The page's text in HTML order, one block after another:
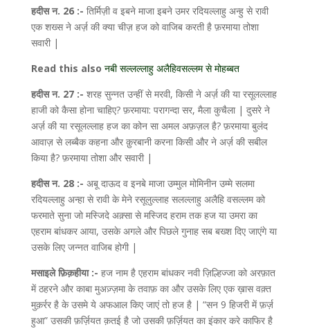
हदीस न. 26 :- तिर्मिज़ी व इबने माजा इबने उमर रदियल्लाहु अन्हु से रावी
एक शख्स ने अर्ज़ की क्या चीज़ हज को वाजिब करती है फ़रमाया तोशा
सवारी |
Read this also नबी ‎सल्लल्लाहु अलैहिवसल्लम से मोहब्बत
हदीस न. 27 :- शरह सुन्नत उन्हीं से मरवी, किसी ने अर्ज़ की या रसूलल्लाह
हाजी को कैसा होना चाहिए? फ़रमाया: परागन्दा सर, मैला कुचैला | दुसरे ने
अर्ज़ की या रसूलल्लाह हज का कोन सा अमल अफ़ज़ल है? फ़रमाया बुलंद
आवाज़ से लब्बैक कहना और क़ुरबानी करना किसी और ने अर्ज़ की सबील
किया है? फ़रमाया तोशा और सवारी |
हदीस न. 28 :- अबू दाऊद व इनबे माजा उम्मुल मोमिनीन उम्मे सलमा
रदियल्लाहु अन्हा से रावी के मेने रसूलुल्लाह सलल्लाहु अलैहि वसल्लम को
फरमाते सुना जो मस्जिदे अक़्सा से मस्जिद हराम तक हज या उमरा का
एहराम बांधकर आया, उसके अगले और पिछले गुनाह सब बख्श दिए जाएंगे या
उसके लिए जन्नत वाजिब होगी |
मसाइले फ़िक़हीया :- हज नाम है एहराम बांधकर नवी ज़िल्हिज्जा को अरफ़ात
में ठहरने और काबा मुअज़्ज़मा के तवाफ़ का और उसके लिए एक ख़ास वक़्त
मुक़र्रर है के उसमे ये अफआल किए जाएं तो हज है | “सन 9 हिजरी में फ़र्ज़
हुआ” उसकी फ़र्ज़ियत क़तई है जो उसकी फ़र्ज़ियत का इंकार करे काफिर है